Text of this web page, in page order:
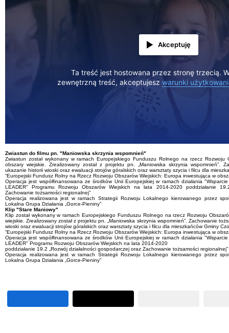
RODO - Dostęp dla źródeł zewnętrznych zablokowany.
Wyraź zgodę
Akceptuję
Ta treść jest hostowana przez stronę trzecią.
zewnętrzną treść, akceptujesz warunki
Zwiastun do filmu pn. "Maniowska skrzynia wspomnień"
Zwiastun został wykonany w ramach Europejskiego Funduszu Rolnego na rzecz Rozwoju
obszary wiejskie. Zrealizowany został z projektu pn. „Maniowska skrzynia wspomnień”.
ukazanie historii wioski oraz ewaluacji strojów góralskich oraz warsztaty szycia i filcu dla
“Europejski Fundusz Rolny na Rzecz Rozwoju Obszarów Wiejskich: Europa inwestująca w
Operacja jest współfinansowana ze środków Unii Europejskiej w ramach działania
LEADER" Programu Rozwoju Obszarów Wiejskich na lata 2014-2020 poddziałanie
Zachowanie tożsamości regionalnej”
Operacja realizowana jest w ramach Strategii Rozwoju Lokalnego kierowanego przez
Lokalna Grupa Działania „Gorce-Pieniny”
Klip "Stare Maniowy"
Klip został wykonany w ramach Europejskiego Funduszu Rolnego na rzecz Rozwoju
wiejskie. Zrealizowany został z projektu pn. „Maniowska skrzynia wspomnień”. Zachowanie
wioski oraz ewaluacji strojów góralskich oraz warsztaty szycia i filcu dla mieszkańców Gminy
“Europejski Fundusz Rolny na Rzecz Rozwoju Obszarów Wiejskich: Europa inwestująca w
Operacja jest współfinansowana ze środków Unii Europejskiej w ramach działania
LEADER" Programu Rozwoju Obszarów Wiejskich na lata 2014-2020
poddziałanie 19.2 „Rozwój działalności gospodarczej oraz Zachowanie tożsamości regionalnej”
Operacja realizowana jest w ramach Strategii Rozwoju Lokalnego kierowanego przez
Lokalna Grupa Działania „Gorce-Pieniny”